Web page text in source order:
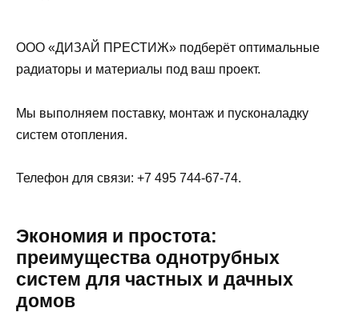
ООО «ДИЗАЙ ПРЕСТИЖ» подберёт оптимальные
радиаторы и материалы под ваш проект.
Мы выполняем поставку, монтаж и пусконаладку
систем отопления.
Телефон для связи: +7 495 744-67-74.
Экономия и простота:
преимущества однотрубных
систем для частных и дачных
домов